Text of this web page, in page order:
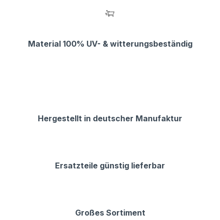
Material 100% UV- & witterungsbeständig
Hergestellt in deutscher Manufaktur
Ersatzteile günstig lieferbar
Großes Sortiment